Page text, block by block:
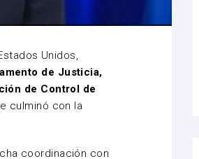
Unidos,
de Justicia,
de Control de
culminó con la
coordinación con